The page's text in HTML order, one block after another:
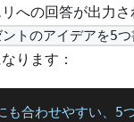
への回答が出力さ
トのアイデアを5つ
ります：
も合わせやすい、5